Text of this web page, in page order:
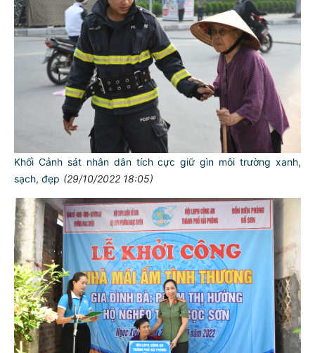
Khối Cảnh sát nhân dân tích cực giữ gìn môi trường xanh,
sạch, đẹp (29/10/2022 18:05)